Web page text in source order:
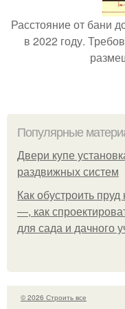
Расстояние от бани
в 2022 году.
Популярные
Двери купе
раздвижных систем
Как обустроить
—, как
для сада и дачного
© 2026 Строить все